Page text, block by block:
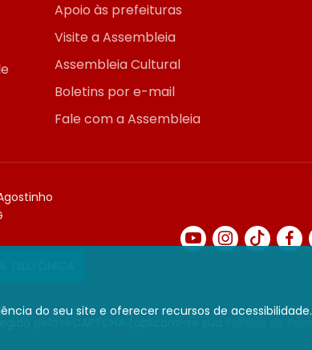
do seu site e oferecer recursos de acessibilidade.
Apoio às prefeituras
Visite a Assembleia
Assembleia Cultural
Boletins por e-mail
Fale com a Assembleia
pelo reCAPTCHA (aplicam-se sua